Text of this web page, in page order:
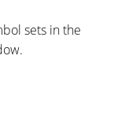
sets in the